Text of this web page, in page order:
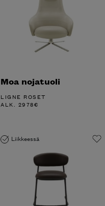
Moa nojatuoli
LIGNE ROSET
ALK. 2978€
Liikkeessä